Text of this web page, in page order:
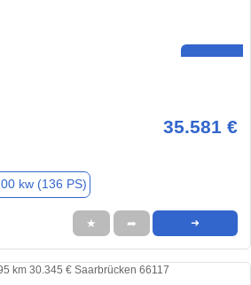
35.581 €
kw (136 PS)
★ ➦ ➜